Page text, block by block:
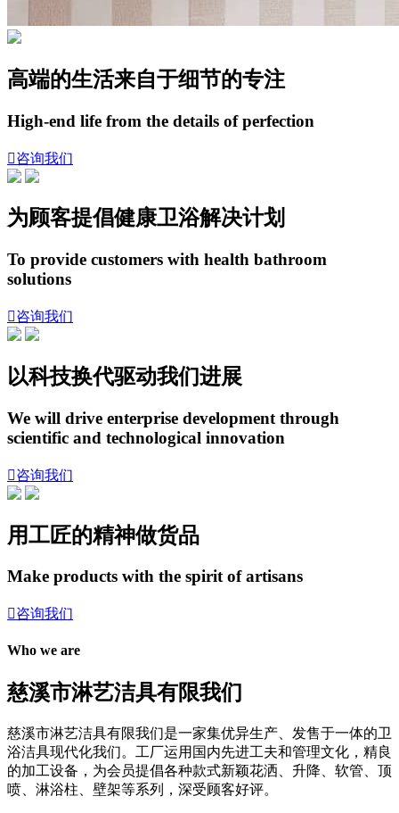
高端的生活来自于细节的专注
High-end life from the details of perfection
咨询我们
为顾客提倡健康卫浴解决计划
To provide customers with health bathroom
solutions
咨询我们
以科技换代驱动我们进展
We will drive enterprise development through
scientific and technological innovation
咨询我们
用工匠的精神做货品
Make products with the spirit of artisans
咨询我们
Who we are
慈溪市淋艺洁具有限我们
慈溪市淋艺洁具有限我们是一家集优异生产、发售于一体的卫
浴洁具现代化我们。工厂运用国内先进工夫和管理文化，精良
的加工设备，为会员提倡各种款式新颖花洒、升降、软管、顶
喷、淋浴柱、壁架等系列，深受顾客好评。